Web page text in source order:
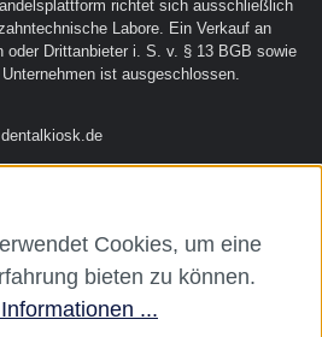
zzgl.Versandkostenund ggf.
richtet sich ausschließlich
Labore. Ein Verkauf an
oder Drittanbieter i. S. v. § 13 BGB sowie
Unternehmen ist ausgeschlossen.
Cookies, um eine
bieten zu können.
...